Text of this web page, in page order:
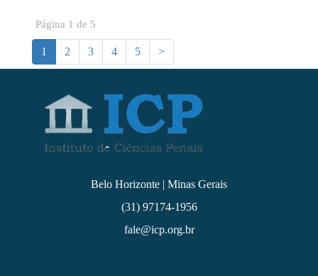
Página 1 de 5
1 2 3 4 5 >
Belo Horizonte | Minas Gerais
(31) 97174-1956
fale@icp.org.br